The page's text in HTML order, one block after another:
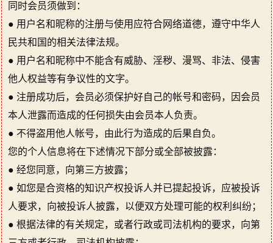
同时会员须做到：
● 用户名和昵称的注册与使用应符合网络道德，遵守中华人
民共和国的相关法律法规。
● 用户名和昵称中不能含有威胁、淫秽、漫骂、非法、侵害
他人权益等有争议性的文字。
● 注册成功后，会员必须保护好自己的帐号和密码，因会员
本人泄露而造成的任何损失由会员本人负责。
● 不得盗用他人帐号，由此行为造成的后果自负。
您的个人信息将在下述情况下部分或全部被披露：
● 经您同意，向第三方披露；
● 如您是合资格的知识产权投诉人并已提起投诉，应被投诉
人要求，向被投诉人披露，以便双方处理可能的权利纠纷；
● 根据法律的有关规定，或者行政或司法机构的要求，向第